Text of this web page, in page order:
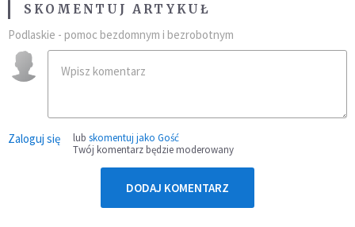
SKOMENTUJ ARTYKUŁ
Podlaskie - pomoc bezdomnym i bezrobotnym
Zaloguj się lub skomentuj jako Gość
Twój komentarz będzie moderowany
DODAJ KOMENTARZ